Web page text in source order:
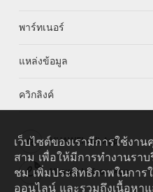
พาร์ทเนอร์
แหล่งข้อมูล
ควิกลิงค์
HUAWEI eKit App
Huawei HiKnow App
เว็บไซต์ของเรามีการใช้งา
สาม เพื่อให้มีการทำงานราบ
ชม เพิ่มประสิทธิภาพในการ
ออนไลน์ และรวมถึงเนื้อหา